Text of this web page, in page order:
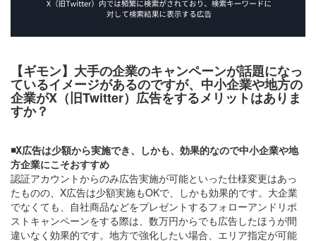
【ギモン】大手の企業のキャンペーンが話題になっ
ているイメージがあるのですが、中小企業や地方の
企業がX（旧Twitter）広告をするメリットはありま
すか？
◾️X広告は少額から実施でき、しかも、効果的なので中小企業や地
方企業にこそおすすめ
認証アカウントからのみ広告実施が可能といった仕様変更はあっ
たものの、X広告は少額実施もOKで、しかも効果的です。大企業
でなくても、自社商品などをプレゼントするフォローアンドリポ
ストキャンペーンをする際は、数万円からでも広告したほうが間
違いなく効果的です。地方で強化したい場合、エリア指定が可能